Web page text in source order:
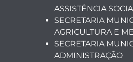
ASSISTÊNCIA
SECRETARIA
AGRICULTURA E
SECRETARIA
ADMINISTRAÇÃO